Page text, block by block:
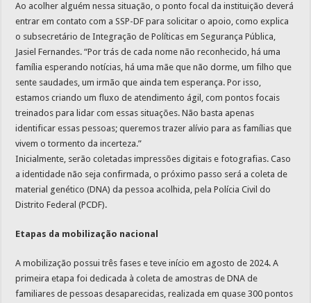
Ao acolher alguém nessa situação, o ponto focal da instituição deverá
entrar em contato com a SSP-DF para solicitar o apoio, como explica
o subsecretário de Integração de Políticas em Segurança Pública,
Jasiel Fernandes. “Por trás de cada nome não reconhecido, há uma
família esperando notícias, há uma mãe que não dorme, um filho que
sente saudades, um irmão que ainda tem esperança. Por isso,
estamos criando um fluxo de atendimento ágil, com pontos focais
treinados para lidar com essas situações. Não basta apenas
identificar essas pessoas; queremos trazer alívio para as famílias que
vivem o tormento da incerteza.”
Inicialmente, serão coletadas impressões digitais e fotografias. Caso
a identidade não seja confirmada, o próximo passo será a coleta de
material genético (DNA) da pessoa acolhida, pela Polícia Civil do
Distrito Federal (PCDF).
Etapas da mobilização nacional
A mobilização possui três fases e teve início em agosto de 2024. A
primeira etapa foi dedicada à coleta de amostras de DNA de
familiares de pessoas desaparecidas, realizada em quase 300 pontos